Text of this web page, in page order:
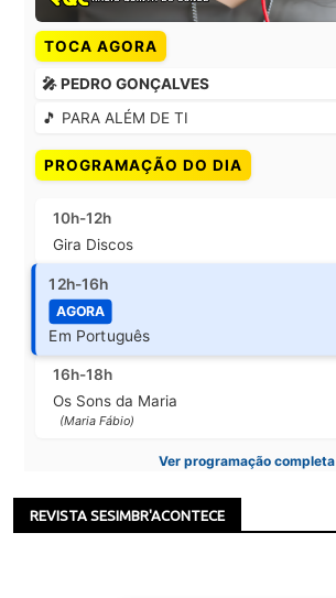
TOCA AGORA
🎤 PEDRO GONÇALVES
🎵 PARA ALÉM DE TI
PROGRAMAÇÃO DO DIA
10h-12h
Gira Discos
12h-16h
AGORA
Em Português
16h-18h
Os Sons da Maria
(Maria Fábio)
Ver programação completa
REVISTA SESIMBR'ACONTECE